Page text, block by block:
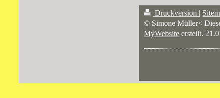
Druckversion |
© Simone Müller<
MyWebsite erstellt.